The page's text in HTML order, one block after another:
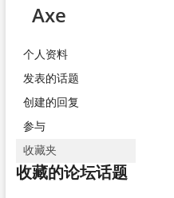
Axe
个人资料
发表的话题
创建的回复
参与
收藏夹
收藏的论坛话题